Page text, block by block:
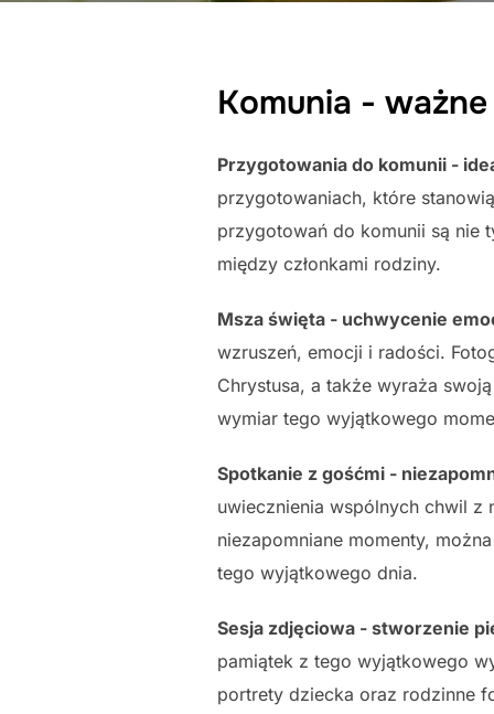
Komunia -
Przygotowania do komunii -
przygotowaniach, które
przygotowań do komunii są nie
między członkami rodziny.
Msza święta - uchwycenie
wzruszeń, emocji i radości.
Chrystusa, a także wyraża
wymiar tego wyjątkowego
Spotkanie z gośćmi -
uwiecznienia wspólnych chwil z
niezapomniane momenty,
tego wyjątkowego dnia.
Sesja zdjęciowa - stworzenie
pamiątek z tego wyjątkowego
portrety dziecka oraz rodzinne